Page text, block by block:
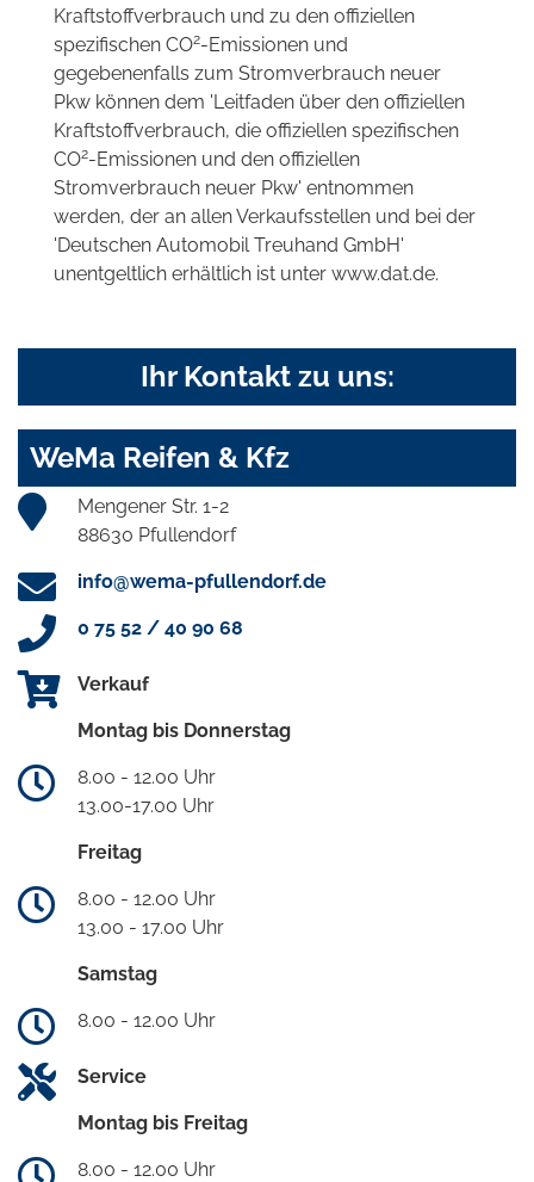
Kraftstoffverbrauch und zu den offiziellen
spezifischen CO2-Emissionen und
gegebenenfalls zum Stromverbrauch neuer
Pkw können dem 'Leitfaden über den offiziellen
Kraftstoffverbrauch, die offiziellen spezifischen
CO2-Emissionen und den offiziellen
Stromverbrauch neuer Pkw' entnommen
werden, der an allen Verkaufsstellen und bei der
'Deutschen Automobil Treuhand GmbH'
unentgeltlich erhältlich ist unter www.dat.de.
Ihr Kontakt zu uns:
WeMa Reifen & Kfz
Mengener Str. 1-2
88630 Pfullendorf
info@wema-pfullendorf.de
0 75 52 / 40 90 68
Verkauf
Montag bis Donnerstag
8.00 - 12.00 Uhr
13.00-17.00 Uhr
Freitag
8.00 - 12.00 Uhr
13.00 - 17.00 Uhr
Samstag
8.00 - 12.00 Uhr
Service
Montag bis Freitag
8.00 - 12.00 Uhr